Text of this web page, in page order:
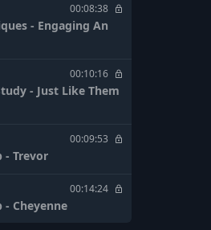
00:08:38
- Engaging An
00:10:16
- Just Like Them
00:09:53
- Trevor
00:14:24
- Cheyenne